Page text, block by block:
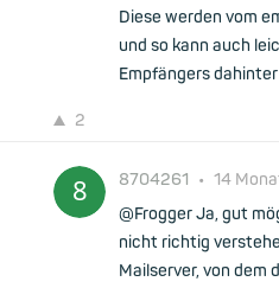
Diese werden vom
und so kann auch
Empfängers
2
8704261 • 14
@Frogger Ja, gut
nicht richtig
Mailserver, von dem